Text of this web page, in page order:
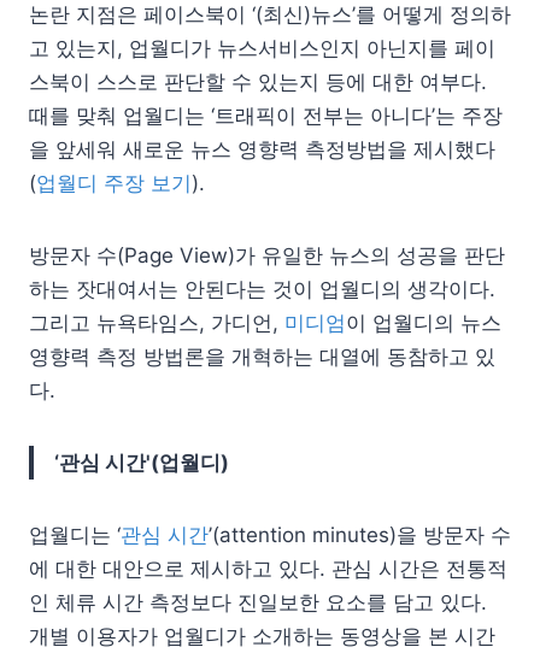
논란 지점은 페이스북이 ‘(최신)뉴스’를 어떻게 정의하
고 있는지, 업월디가 뉴스서비스인지 아닌지를 페이
스북이 스스로 판단할 수 있는지 등에 대한 여부다.
때를 맞춰 업월디는 ‘트래픽이 전부는 아니다’는 주장
을 앞세워 새로운 뉴스 영향력 측정방법을 제시했다
(업월디 주장 보기).
방문자 수(Page View)가 유일한 뉴스의 성공을 판단
하는 잣대여서는 안된다는 것이 업월디의 생각이다.
그리고 뉴욕타임스, 가디언, 미디엄이 업월디의 뉴스
영향력 측정 방법론을 개혁하는 대열에 동참하고 있
다.
‘관심 시간'(업월디)
업월디는 ‘관심 시간’(attention minutes)을 방문자 수
에 대한 대안으로 제시하고 있다. 관심 시간은 전통적
인 체류 시간 측정보다 진일보한 요소를 담고 있다.
개별 이용자가 업월디가 소개하는 동영상을 본 시간